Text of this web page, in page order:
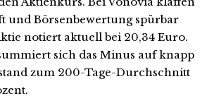
und Börsenbewertung spürbar
notiert aktuell bei 20,34 Euro.
sich das Minus auf knapp
zum 200-Tage-Durchschnitt